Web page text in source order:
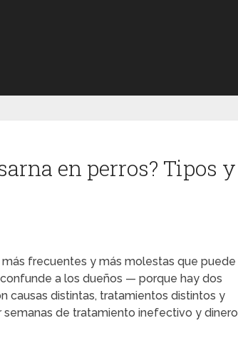
en perros? Tipos y
frecuentes y más molestas que puede
a los dueños — porque hay dos
causas distintas, tratamientos distintos y
de tratamiento inefectivo y dinero